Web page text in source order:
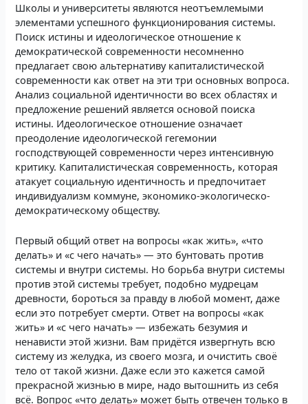
Школы и университеты являются неотъемлемыми
элементами успешного функционирования системы.
Поиск истины и идеологическое отношение к
демократической современности несомненно
предлагает свою альтернативу капиталистической
современности как ответ на эти три основных вопроса.
Анализ социальной идентичности во всех областях и
предложение решений является основой поиска
истины. Идеологическое отношение означает
преодоление идеологической гегемонии
господствующей современности через интенсивную
критику. Капиталистическая современность, которая
атакует социальную идентичность и предпочитает
индивидуализм коммуне, экономико-экологическо-
демократическому обществу.
Первый общий ответ на вопросы «как жить», «что
делать» и «с чего начать» — это бунтовать против
системы и внутри системы. Но борьба внутри системы
против этой системы требует, подобно мудрецам
древности, бороться за правду в любой момент, даже
если это потребует смерти. Ответ на вопросы «как
жить» и «с чего начать» — избежать безумия и
ненависти этой жизни. Вам придётся извергнуть всю
систему из желудка, из своего мозга, и очистить своё
тело от такой жизни. Даже если это кажется самой
прекрасной жизнью в мире, надо вытошнить из себя
всё. Вопрос «что делать» может быть отвечен только в